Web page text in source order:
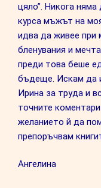
цяло”. Никога
курса мъжът на
идва да живее при
бленувания и
преди това беше
бъдеще. Искам да
Ирина за труда и
точните
желанието й да
препоръчвам
Ангелина